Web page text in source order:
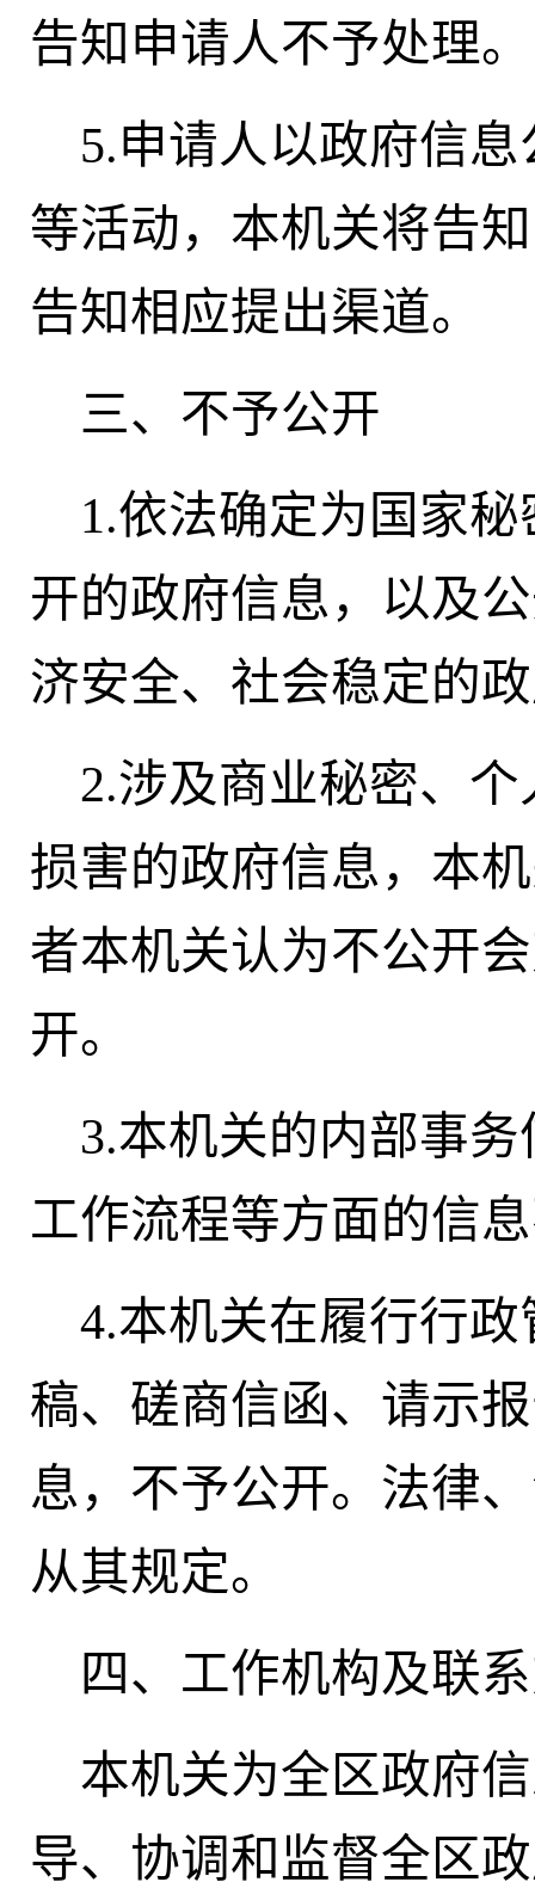
告知申请人不予处理。
5.申请人以政府信
等活动，本机关将告
告知相应提出渠道。
三、不予公开
1.依法确定为国家
开的政府信息，以及
济安全、社会稳定的
2.涉及商业秘密、
损害的政府信息，本
者本机关认为不公开
开。
3.本机关的内部事
工作流程等方面的信
4.本机关在履行行
稿、磋商信函、请示
息，不予公开。法律
从其规定。
四、工作机构及联
本机关为全区政府
导、协调和监督全区